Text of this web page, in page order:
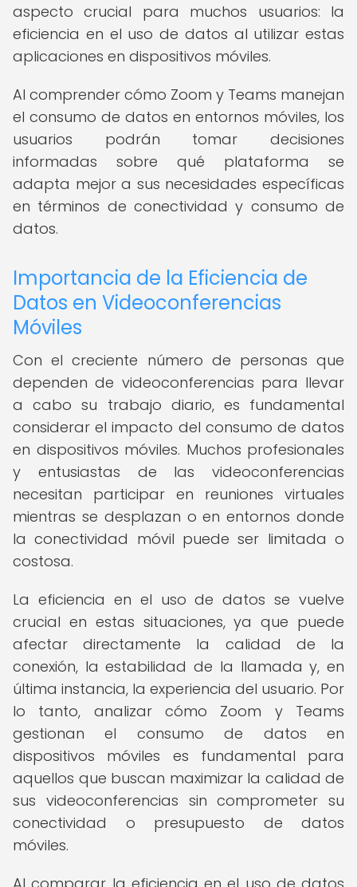
aspecto crucial para muchos usuarios: la
eficiencia en el uso de datos al utilizar estas
aplicaciones en dispositivos móviles.
Al comprender cómo Zoom y Teams manejan
el consumo de datos en entornos móviles, los
usuarios podrán tomar decisiones
informadas sobre qué plataforma se
adapta mejor a sus necesidades específicas
en términos de conectividad y consumo de
datos.
Importancia de la Eficiencia de
Datos en Videoconferencias
Móviles
Con el creciente número de personas que
dependen de videoconferencias para llevar
a cabo su trabajo diario, es fundamental
considerar el impacto del consumo de datos
en dispositivos móviles. Muchos profesionales
y entusiastas de las videoconferencias
necesitan participar en reuniones virtuales
mientras se desplazan o en entornos donde
la conectividad móvil puede ser limitada o
costosa.
La eficiencia en el uso de datos se vuelve
crucial en estas situaciones, ya que puede
afectar directamente la calidad de la
conexión, la estabilidad de la llamada y, en
última instancia, la experiencia del usuario. Por
lo tanto, analizar cómo Zoom y Teams
gestionan el consumo de datos en
dispositivos móviles es fundamental para
aquellos que buscan maximizar la calidad de
sus videoconferencias sin comprometer su
conectividad o presupuesto de datos
móviles.